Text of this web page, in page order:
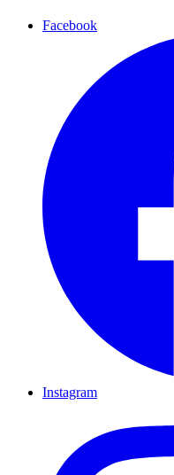
Facebook
Instagram